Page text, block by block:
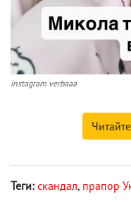
instagram verbaaa
Теги: скандал, прапор